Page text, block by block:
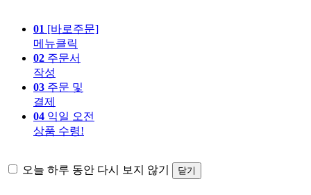
01 [바로주문]
메뉴클릭
02 주문서
작성
03 주문 및
결제
04 익일 오전
상품 수령!
오늘 하루 동안 다시 보지 않기 닫기